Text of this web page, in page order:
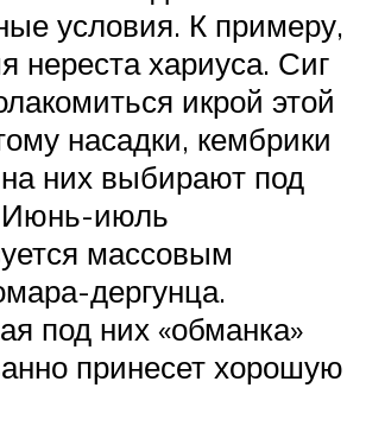
условия. К примеру,
нереста хариуса. Сиг
икрой этой
насадки, кембрики
на них выбирают под
Июнь-июль
массовым
дергунца.
под них «обманка»
принесет хорошую